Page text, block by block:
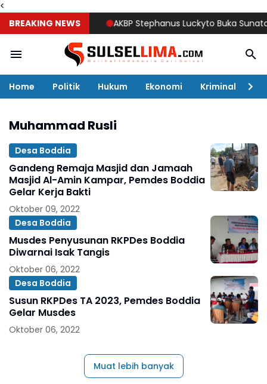
<
BREAKING NEWS
AKBP Stephanus Luckyto Buka Sunatan
Home Politik Hukum Ekonomi Kriminal
Muhammad Rusli
Desa Boddia
Gandeng Remaja Masjid dan Jamaah
Masjid Al-Amin Kampar, Pemdes Boddia
Gelar Kerja Bakti
Oktober 09, 2022
Desa Boddia
Musdes Penyusunan RKPDes Boddia
Diwarnai Isak Tangis
Oktober 06, 2022
Desa Boddia
Susun RKPDes TA 2023, Pemdes Boddia
Gelar Musdes
Oktober 06, 2022
Muat lebih banyak